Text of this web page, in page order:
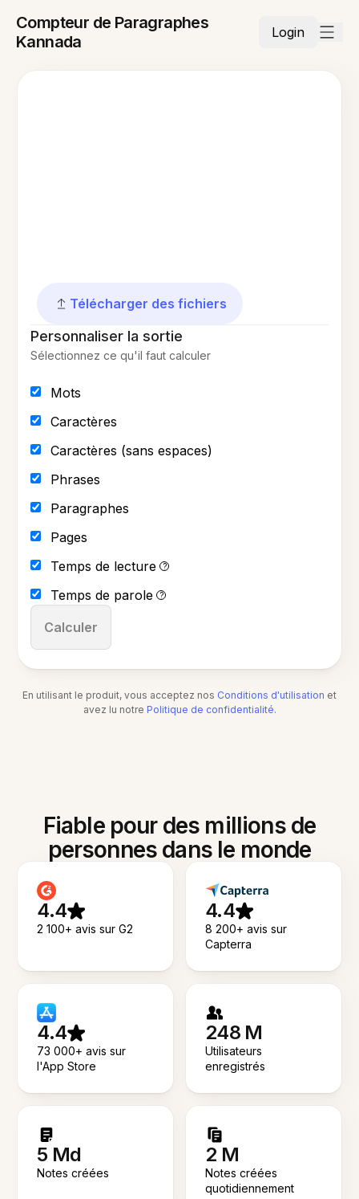
Compteur de Paragraphes
Kannada
Login
Télécharger des fichiers
Personnaliser la sortie
Sélectionnez ce qu'il faut calculer
Mots
Caractères
Caractères (sans espaces)
Phrases
Paragraphes
Pages
Temps de lecture
?
Temps de parole ?
Calculer
En utilisant le produit, vous acceptez nos Conditions d'utilisation et
avez lu notre Politique de confidentialité.
Fiable pour des millions de
personnes dans le monde
4.4
2 100+ avis sur G2
4.4
8 200+ avis sur
Capterra
4.4
73 000+ avis sur
l'App Store
248 M
Utilisateurs
enregistrés
5 Md
Notes créées
2 M
Notes créées
quotidiennement